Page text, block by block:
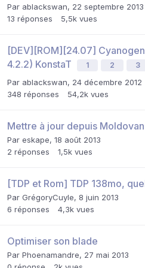
Par ablackswan, 22 septembre 2013
13 réponses 5,5k vues
[DEV][ROM][24.07]
4.2.2) KonstaT
1 2 3
Par ablackswan, 24 décembre 2012
348 réponses 54,2k vues
Mettre à jour depuis
Par eskape, 18 août 2013
2 réponses 1,5k vues
[TDP et Rom] TDP 138mo,
Par GrégoryCuyle, 8 juin 2013
6 réponses 4,3k vues
Optimiser son blade
Par Phoenamandre, 27 mai 2013